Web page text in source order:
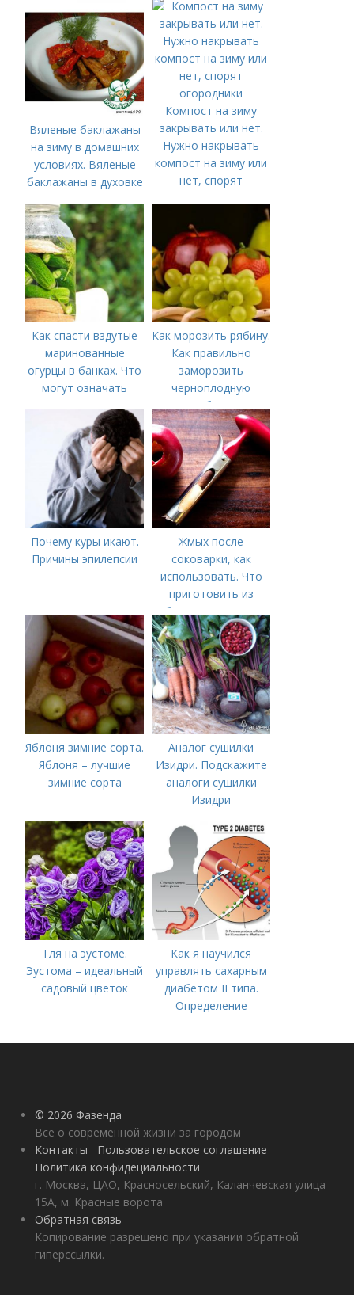
хреновиной. Рецепт
хреновины (соус
«хренодер») из хрена
с помидорами
Вяленые баклажаны
на зиму в домашних
условиях. Вяленые
баклажаны в духовке
приготовления на
зиму с фото в
домашних условиях
Компост на зиму
закрывать или нет.
Нужно накрывать
компост на зиму или
нет, спорят
Как спасти вздутые
маринованные
огурцы в банках. Что
могут означать
вздувшиеся банки?
Как морозить рябину.
Как правильно
заморозить
черноплодную
рябину
Почему куры икают.
Причины эпилепсии
Жмых после
соковарки, как
использовать. Что
приготовить из
яблочного пюре от
сока после
соковарки,
соковыжималки.
Рецепты пошагово
Яблоня зимние сорта.
Яблоня – лучшие
зимние сорта
Аналог сушилки
Изидри. Подскажите
аналоги сушилки
Изидри
Тля на эустоме.
Эустома – идеальный
садовый цветок
Как я научился
управлять сахарным
диабетом II типа.
Определение
болезни. Причины
заболевания
© 2026 Фазенда
Все о современной жизни за городом
Контакты
Пользовательское соглашение
Политика конфидециальности
г. Москва, ЦАО, Красносельский, Каланчевская улица
15А, м. Красные ворота
Обратная связь
Копирование разрешено при указании обратной
гиперссылки.